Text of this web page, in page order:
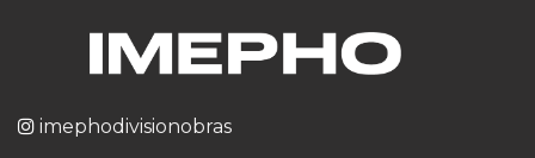
imephodivisionobras